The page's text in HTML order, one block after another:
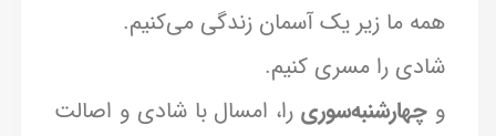
همه ما زیر یک آسمان زندگی می‌کنیم.
شادی را مسری کنیم.
و چهارشنبه‌سوریرا، امسال با شادی و اصالت